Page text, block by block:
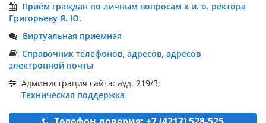
Приём граждан по личным вопросам к и. о. ректора
Григорьеву Я. Ю.
Виртуальная приемная
Справочник телефонов, адресов, адресов
электронной почты
Администрация сайта: ауд. 219/3;
Техническая поддержка